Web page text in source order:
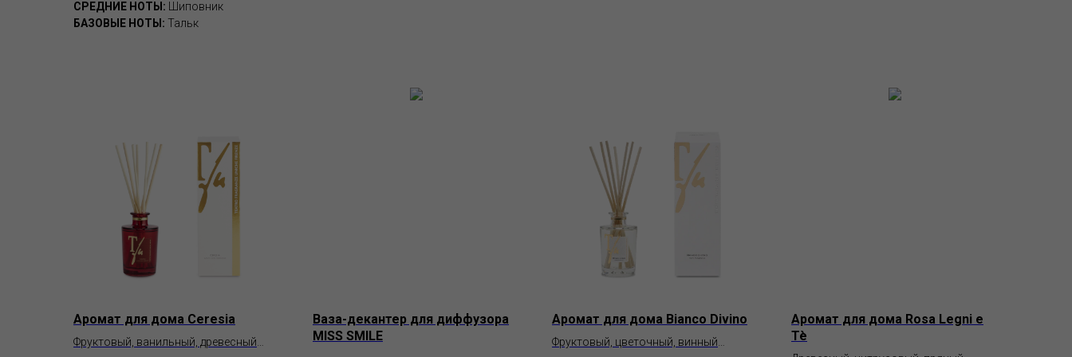
СРЕДНИЕ НОТЫ: Шиповник
БАЗОВЫЕ НОТЫ: Тальк
Аромат для дома Ceresia
Фруктовый, ванильный, древесный
Ваза-декантер для диффузора
MISS SMILE
Аромат для дома Bianco Divino
Фруктовый, цветочный, винный
Аромат для дома Rosa Legni e
Tè